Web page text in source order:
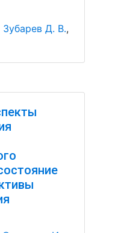
Зубарев Д. В.,